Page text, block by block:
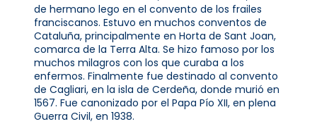
de hermano lego en el convento de los frailes
franciscanos. Estuvo en muchos conventos de
Cataluña, principalmente en Horta de Sant Joan,
comarca de la Terra Alta. Se hizo famoso por los
muchos milagros con los que curaba a los
enfermos. Finalmente fue destinado al convento
de Cagliari, en la isla de Cerdeña, donde murió en
1567. Fue canonizado por el Papa Pío XII, en plena
Guerra Civil, en 1938.